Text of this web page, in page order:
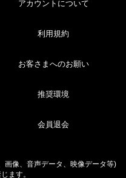
アカウントについて
利用規約
お客さまへのお願い
推奨環境
会員退会
画像、音声データ、映像データ等)
ます。